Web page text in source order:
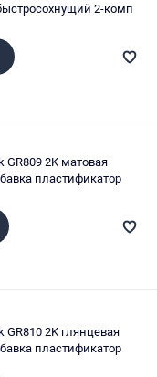
2-комп
GR809 2K матовая
пластификатор
GR810 2K глянцевая
пластификатор